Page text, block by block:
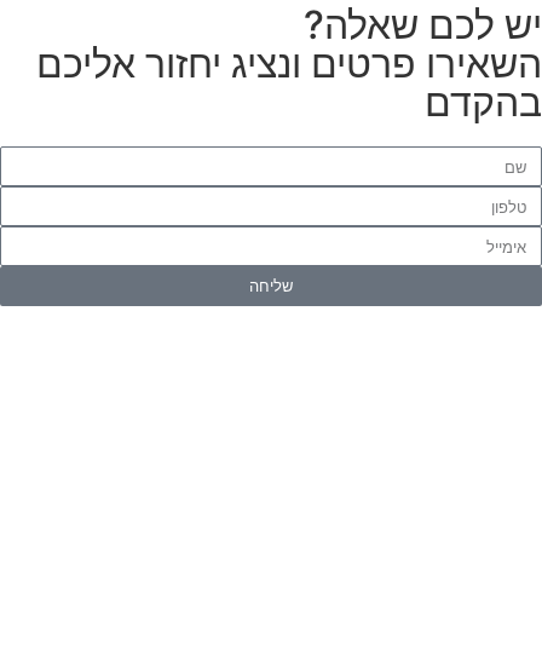
לכם שאלה?
פרטים ונציג יחזור אליכם
שליחה